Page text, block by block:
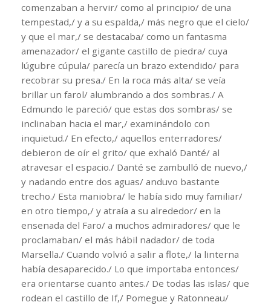
comenzaban a hervir/ como al principio/ de una
tempestad,/ y a su espalda,/ más negro que el cielo/
y que el mar,/ se destacaba/ como un fantasma
amenazador/ el gigante castillo de piedra/ cuya
lúgubre cúpula/ parecía un brazo extendido/ para
recobrar su presa./ En la roca más alta/ se veía
brillar un farol/ alumbrando a dos sombras./ A
Edmundo le pareció/ que estas dos sombras/ se
inclinaban hacia el mar,/ examinándolo con
inquietud./ En efecto,/ aquellos enterradores/
debieron de oír el grito/ que exhaló Danté/ al
atravesar el espacio./ Danté se zambulló de nuevo,/
y nadando entre dos aguas/ anduvo bastante
trecho./ Esta maniobra/ le había sido muy familiar/
en otro tiempo,/ y atraía a su alrededor/ en la
ensenada del Faro/ a muchos admiradores/ que le
proclamaban/ el más hábil nadador/ de toda
Marsella./ Cuando volvió a salir a flote,/ la linterna
había desaparecido./ Lo que importaba entonces/
era orientarse cuanto antes./ De todas las islas/ que
rodean el castillo de If,/ Pomegue y Ratonneau/